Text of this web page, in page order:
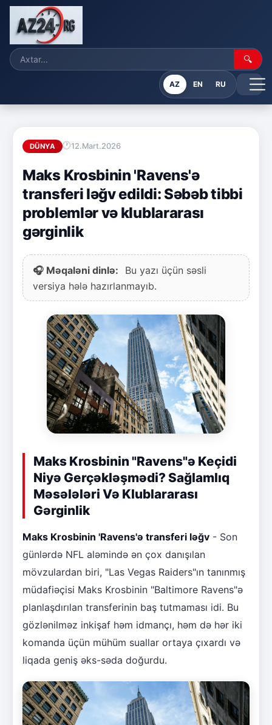
🔍
AZ EN RU
DÜNYA 12.Mart.2026
Maks Krosbinin 'Ravens'ə
transferi ləğv edildi: Səbəb tibbi
problemlər və klublararası
gərginlik
🎧 Məqaləni dinlə:
Bu yazı üçün səsli
versiya hələ hazırlanmayıb.
Maks Krosbinin "Ravens"ə Keçidi
Niyə Gerçəkləşmədi? Sağlamlıq
Məsələləri Və Klublararası
Gərginlik
Maks Krosbinin 'Ravens'ə transferi ləğv - Son
günlərdə NFL aləmində ən çox danışılan
mövzulardan biri, "Las Vegas Raiders"ın tanınmış
müdafiəçisi Maks Krosbinin "Baltimore Ravens"ə
planlaşdırılan transferinin baş tutmaması idi. Bu
gözlənilməz inkişaf həm idmançı, həm də hər iki
komanda üçün mühüm suallar ortaya çıxardı və
liqada geniş əks-səda doğurdu.